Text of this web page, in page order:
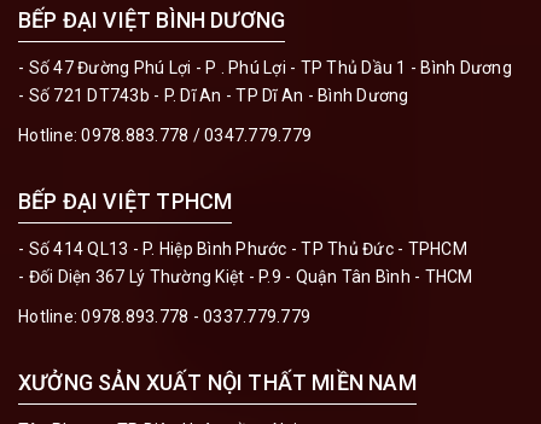
BẾP ĐẠI VIỆT BÌNH DƯƠNG
- Số 47 Đường Phú Lợi - P . Phú Lợi - TP Thủ Dầu 1 - Bình Dương
- Số 721 DT743b - P. Dĩ An - TP Dĩ An - Bình Dương
Hotline:0978.883.778 / 0347.779.779
BẾP ĐẠI VIỆT TPHCM
- Số 414 QL13 - P. Hiệp Bình Phước - TP Thủ Đức - TPHCM
- Đối Diện 367 Lý Thường Kiệt - P.9 - Quận Tân Bình - THCM
Hotline:0978.893.778 - 0337.779.779
XƯỞNG SẢN XUẤT NỘI THẤT MIỀN NAM